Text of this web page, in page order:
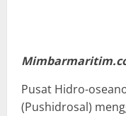
Pusat Hidro-
(Pushidrosal)